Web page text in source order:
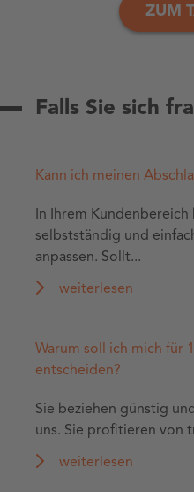
ZUM
Falls Sie sich
Kann ich meinen
In Ihrem
selbstständig und
anpassen. Sollt...
weiterlesen
Warum soll ich mich für
entscheiden?
Sie beziehen günstig
uns. Sie profitieren von
weiterlesen